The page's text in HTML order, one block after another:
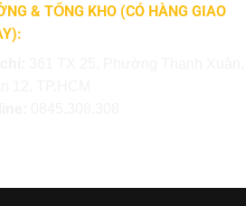
& TỔNG KHO (CÓ HÀNG GIAO